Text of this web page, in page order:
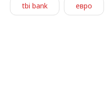
tbi bank евро